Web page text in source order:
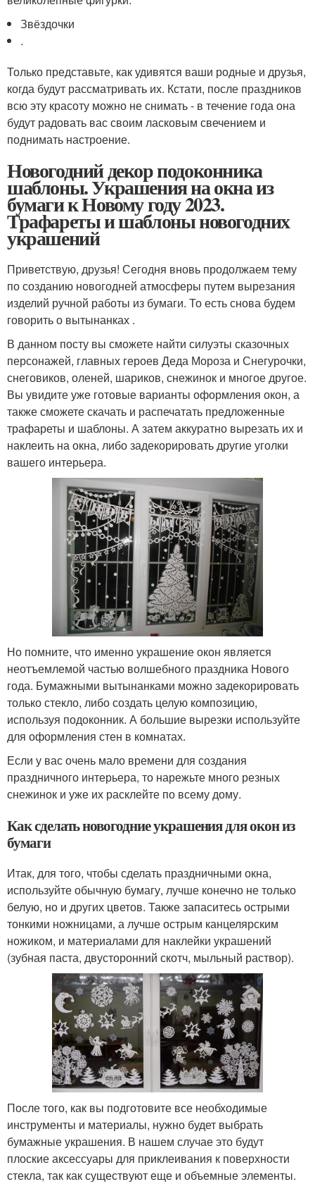
Звёздочки
.
Только представьте, как удивятся ваши родные и друзья,
когда будут рассматривать их. Кстати, после праздников
всю эту красоту можно не снимать - в течение года она
будут радовать вас своим ласковым свечением и
поднимать настроение.
Новогодний декор подоконника
шаблоны. Украшения на окна из
бумаги к Новому году 2023.
Трафареты и шаблоны новогодних
украшений
Приветствую, друзья! Сегодня вновь продолжаем тему
по созданию новогодней атмосферы путем вырезания
изделий ручной работы из бумаги. То есть снова будем
говорить о вытынанках .
В данном посту вы сможете найти силуэты сказочных
персонажей, главных героев Деда Мороза и Снегурочки,
снеговиков, оленей, шариков, снежинок и многое другое.
Вы увидите уже готовые варианты оформления окон, а
также сможете скачать и распечатать предложенные
трафареты и шаблоны. А затем аккуратно вырезать их и
наклеить на окна, либо задекорировать другие уголки
вашего интерьера.
Но помните, что именно украшение окон является
неотъемлемой частью волшебного праздника Нового
года. Бумажными вытынанками можно задекорировать
только стекло, либо создать целую композицию,
используя подоконник. А большие вырезки используйте
для оформления стен в комнатах.
Если у вас очень мало времени для создания
праздничного интерьера, то нарежьте много резных
снежинок и уже их расклейте по всему дому.
Как сделать новогодние украшения для окон из
бумаги
Итак, для того, чтобы сделать праздничными окна,
используйте обычную бумагу, лучше конечно не только
белую, но и других цветов. Также запаситесь острыми
тонкими ножницами, а лучше острым канцелярским
ножиком, и материалами для наклейки украшений
(зубная паста, двусторонний скотч, мыльный раствор).
После того, как вы подготовите все необходимые
инструменты и материалы, нужно будет выбрать
бумажные украшения. В нашем случае это будут
плоские аксессуары для приклеивания к поверхности
стекла, так как существуют еще и объемные элементы.